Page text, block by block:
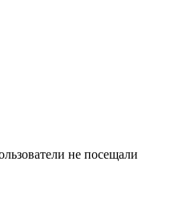
не посещали